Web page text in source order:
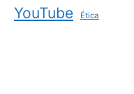
YouTube Ética